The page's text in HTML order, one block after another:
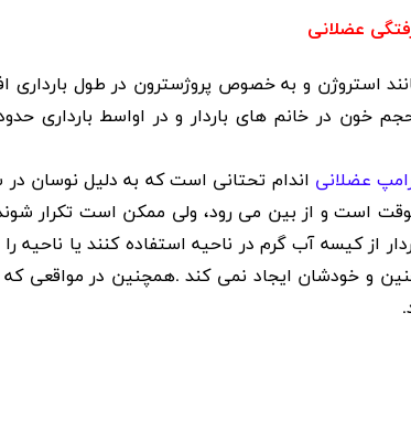
استروژن و به خصوص پروژسترون در طول
خون در خانم های باردار و در اواسط بارداری
عضلانی اندام تحتانی است که به دلیل نوسان
است و از بین می رود، ولی ممکن است تکرار
از کیسه آب گرم در ناحیه استفاده کنند یا ناحیه
و خودشان ایجاد نمی کند.همچنین در مواقعی
.